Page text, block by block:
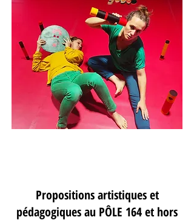
Propositions artistiques et
pédagogiques au PÔLE 164 et hors